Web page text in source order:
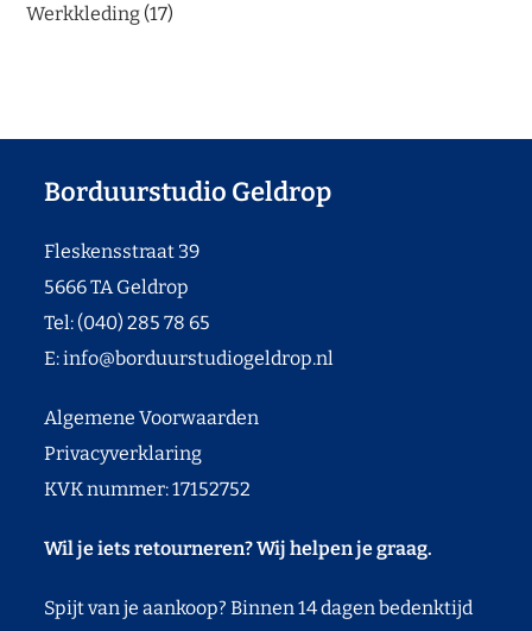
Werkkleding 17
Borduurstudio Geldrop
Fleskensstraat 39
5666 TA Geldrop
Tel: (040) 285 78 65
E:info@borduurstudiogeldrop.nl
Algemene Voorwaarden
Privacyverklaring
KVK nummer: 17152752
Wil je iets retourneren? Wij helpen je graag.
Spijt van je aankoop? Binnen 14 dagen bedenktijd